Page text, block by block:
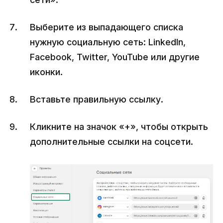
Выберите из выпадающего списка
нужную социальную сеть: LinkedIn,
Facebook, Twitter, YouTube или другие
иконки.
Вставьте правильную ссылку.
Кликните на значок «+», чтобы открыть
дополнительные ссылки на соцсети.